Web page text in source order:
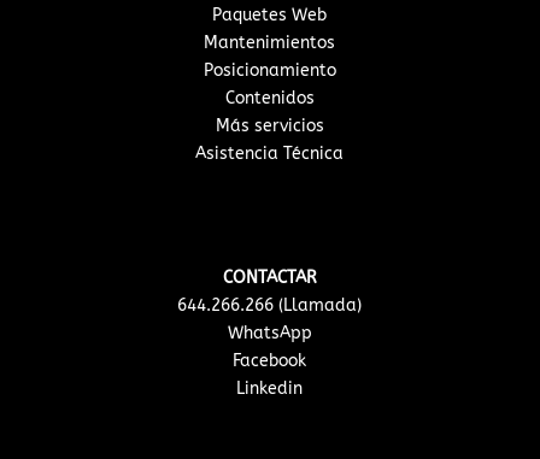
Paquetes Web
Mantenimientos
Posicionamiento
Contenidos
Más servicios
Asistencia Técnica
CONTACTAR
644.266.266 (Llamada)
WhatsApp
Facebook
Linkedin